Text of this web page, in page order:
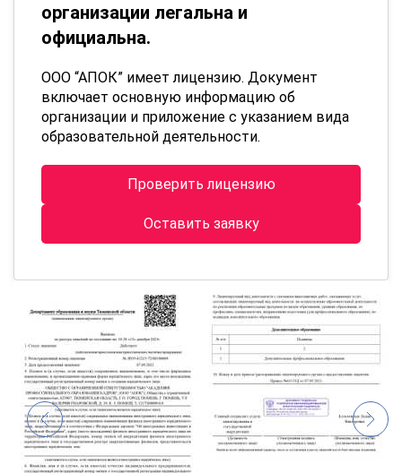
организации легальна и
официальна.
ООО “АПОК” имеет лицензию. Документ
включает основную информацию об
организации и приложение с указанием вида
образовательной деятельности.
Проверить лицензию
Оставить заявку